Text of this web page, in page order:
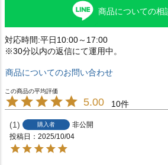
商品についての相
対応時間:平日10:00～17:00
※30分以内の返信にて運用中。
商品についてのお問い合わせ
5.00 10
1 購入者
非公開
投稿日
2025/10/04